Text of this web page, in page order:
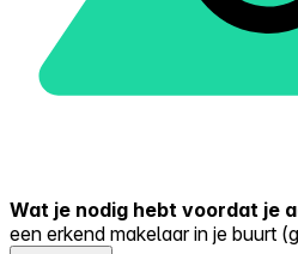
Wat je nodig hebt voordat je
een erkend makelaar in je buurt